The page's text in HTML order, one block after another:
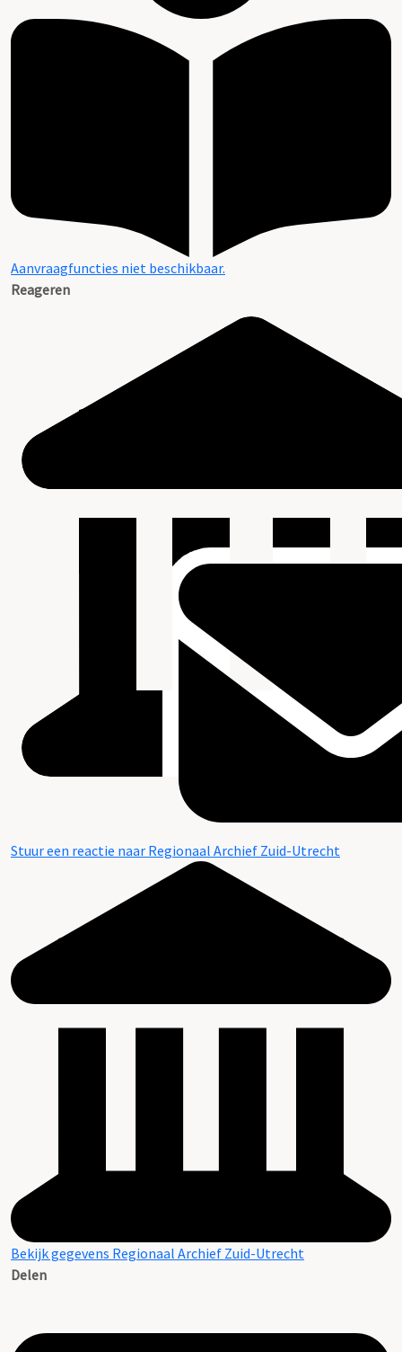
Aanvraagfuncties niet beschikbaar.
Reageren
Stuur een reactie naar Regionaal Archief Zuid-Utrecht
Bekijk gegevens Regionaal Archief Zuid-Utrecht
Delen